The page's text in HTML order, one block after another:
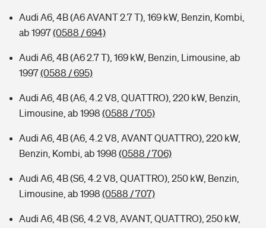
Audi A6, 4B (A6 AVANT 2.7 T), 169 kW, Benzin, Kombi,
ab 1997(0588 / 694)
Audi A6, 4B (A6 2.7 T), 169 kW, Benzin, Limousine, ab
1997(0588 / 695)
Audi A6, 4B (A6, 4.2 V8, QUATTRO), 220 kW, Benzin,
Limousine, ab 1998 (0588 / 705)
Audi A6, 4B (A6, 4.2 V8, AVANT QUATTRO), 220 kW,
Benzin, Kombi, ab 1998 (0588 / 706)
Audi A6, 4B (S6, 4.2 V8, QUATTRO), 250 kW, Benzin,
Limousine, ab 1998 (0588 / 707)
Audi A6, 4B (S6, 4.2 V8, AVANT, QUATTRO), 250 kW,